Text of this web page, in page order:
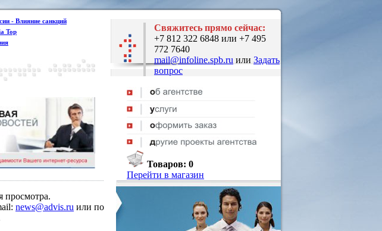
- Влияние санкций
Top
Свяжитесь прямо сейчас:
+7 812 322 6848 или +7 495
772 7640
mail@infoline.spb.ru или Задать
вопрос
Товаров: 0
Перейти в магазин
просмотра.
news@advis.ru или по